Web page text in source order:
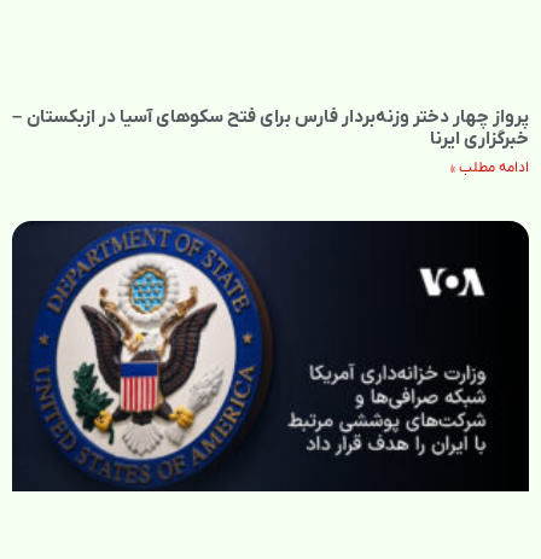
پرواز چهار دختر وزنه‌بردار فارس برای فتح سکوهای آسیا در ازبکستان –
خبرگزاری ایرنا
ادامه مطلب »